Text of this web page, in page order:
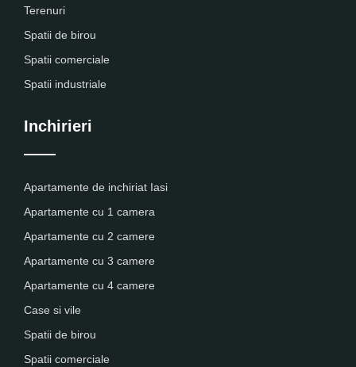
Terenuri
Spatii de birou
Spatii comerciale
Spatii industriale
Inchirieri
Apartamente de inchiriat Iasi
Apartamente cu 1 camera
Apartamente cu 2 camere
Apartamente cu 3 camere
Apartamente cu 4 camere
Case si vile
Spatii de birou
Spatii comerciale